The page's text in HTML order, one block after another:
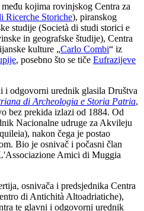
kojima rovinjskog Centra za
Ricerche Storiche), piranskog
studije (Società di studi storici e
in geografske študije), Centra
kulture „Carlo Combi“ iz
, posebno što se tiče Eufrazijeve
i odgovorni urednik glasila Društva
di Archeologia e Storia Patria,
bez prekida izlazi od 1884. Od
Nacionalne udruge za Akvileju
nakon čega je postao
Bio je osnivač i počasni član
Amici di Muggia
osnivača i predsjednika Centra
di Antichità Altoadriatiche),
te glavni i odgovorni urednik